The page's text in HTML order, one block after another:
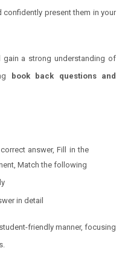
present them in your
gain a strong understanding of
book back questions and
answer, Fill in the
Match the following
in detail
friendly manner, focusing